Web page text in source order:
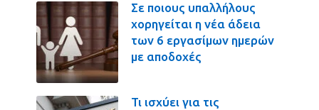
Σε ποιους υπαλλήλους
χορηγείται η νέα άδεια
των 6 εργασίμων ημερών
με αποδοχές
Τι ισχύει για τις